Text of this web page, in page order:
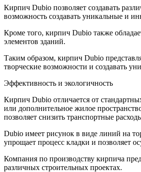
Кирпич Dubio позволяет создавать
возможность создавать уникальные и
Кроме того, кирпич Dubio также
элементов зданий.
Таким образом, кирпич Dubio
творческие возможности и создавать
Эффективность и экологичность
Кирпич Dubio отличается от
или дополнительное жилое
позволяет снизить транспортные
Dubio имеет рисунок в виде линий на
упрощает процесс кладки и позволяет
Компания по производству кирпича
различных строительных проектах.